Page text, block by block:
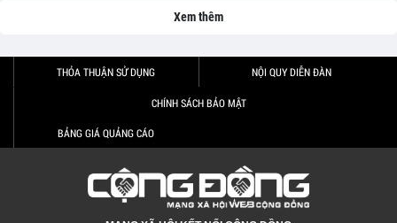
Xem thêm
THỎA THUẬN SỬ DỤNG NỘI QUY DIỄN ĐÀN
CHÍNH SÁCH BẢO MẬT
BẢNG GIÁ QUẢNG CÁO